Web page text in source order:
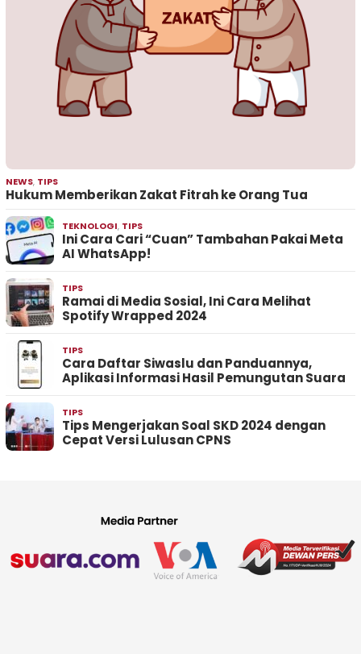
NEWS, TIPS
Hukum Memberikan Zakat Fitrah ke Orang Tua
TEKNOLOGI, TIPS
Ini Cara Cari “Cuan” Tambahan Pakai Meta
AI WhatsApp!
TIPS
Ramai di Media Sosial, Ini Cara Melihat
Spotify Wrapped 2024
TIPS
Cara Daftar Siwaslu dan Panduannya,
Aplikasi Informasi Hasil Pemungutan Suara
TIPS
Tips Mengerjakan Soal SKD 2024 dengan
Cepat Versi Lulusan CPNS